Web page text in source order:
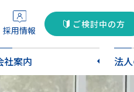
採用情報
ご検討中の方
社案内 法